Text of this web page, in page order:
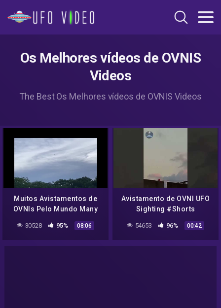
Os Melhores vídeos de OVNIS
Videos
The Best Os Melhores vídeos de OVNIS Videos
Muitos Avistamentos de
OVNIs Pelo Mundo Many
World
30528 95% 08:06
Avistamento de OVNI UFO
Sighting #Shorts
54653 96% 00:42